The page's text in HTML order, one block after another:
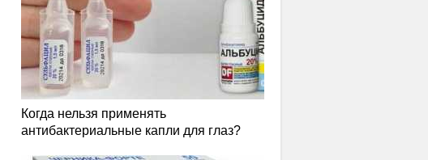
Когда нельзя применять
антибактериальные капли для глаз?